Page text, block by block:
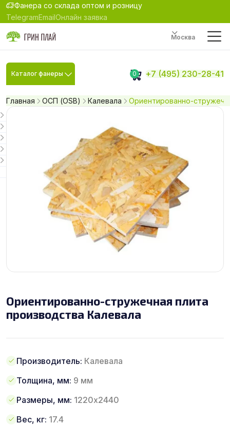
Фанера со склада оптом и розницу
TelegramEmailОнлайн заявка
Москва
Каталог фанеры 0 +7 (495) 230-28-41
Главная ОСП (OSB) Калевала Ориентированно-
Ориентированно-стружечная плита
производства Калевала
Производитель: Калевала
Толщина, мм: 9 мм
Размеры, мм: 1220х2440
Вес, кг: 17.4